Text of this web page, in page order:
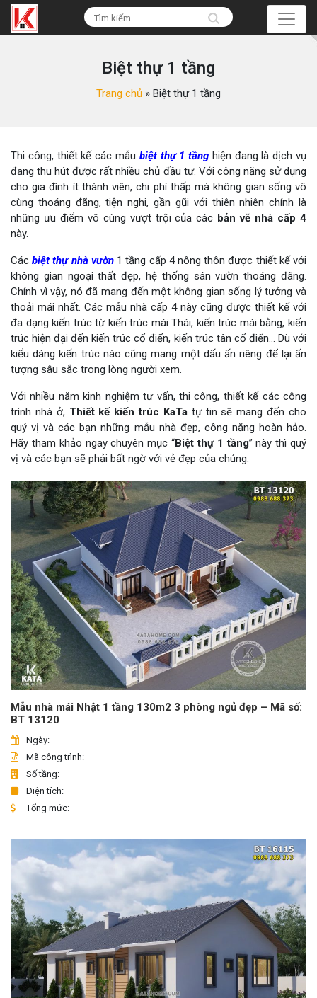
Biệt thự 1 tầng
Trang chủ » Biệt thự 1 tầng
Thi công, thiết kế các mẫu biệt thự 1 tầng hiện đang là dịch vụ
đang thu hút được rất nhiều chủ đầu tư. Với công năng sử dụng
cho gia đình ít thành viên, chi phí thấp mà không gian sống vô
cùng thoáng đãng, tiện nghi, gần gũi với thiên nhiên chính là
những ưu điểm vô cùng vượt trội của các bản vẽ nhà cấp 4
này.
Cácbiệt thự nhà vườn1 tầng cấp 4 nông thôn được thiết kế với
không gian ngoại thất đẹp, hệ thống sân vườn thoáng đãng.
Chính vì vậy, nó đã mang đến một không gian sống lý tưởng và
thoải mái nhất. Các mẫu nhà cấp 4 này cũng được thiết kế với
đa dạng kiến trúc từ kiến trúc mái Thái, kiến trúc mái bằng, kiến
trúc hiện đại đến kiến trúc cổ điển, kiến trúc tân cổ điển… Dù với
kiểu dáng kiến trúc nào cũng mang một dấu ấn riêng để lại ấn
tượng sâu sắc trong lòng người xem.
Với nhiều năm kinh nghiệm tư vấn, thi công, thiết kế các công
trình nhà ở, Thiết kế kiến trúc KaTatự tin sẽ mang đến cho
quý vị và các bạn những mẫu nhà đẹp, công năng hoàn hảo.
Hãy tham khảo ngay chuyên mục “Biệt thự 1 tầng” này thì quý
vị và các bạn sẽ phải bất ngờ với vẻ đẹp của chúng.
Mẫu nhà mái Nhật 1 tầng 130m2 3 phòng ngủ đẹp – Mã số:
BT 13120
Ngày:
Mã công trình:
Số tầng:
Diện tích:
Tổng mức: